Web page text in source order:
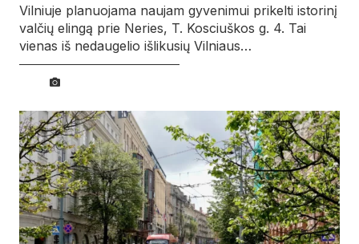
Vilniuje planuojama naujam gyvenimui prikelti istorinį
valčių elingą prie Neries, T. Kosciuškos g. 4. Tai
vienas iš nedaugelio išlikusių Vilniaus…